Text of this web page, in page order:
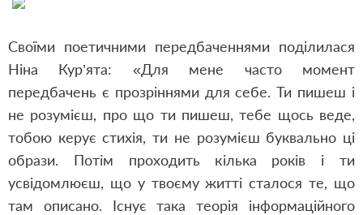
Своїми поетичними передбаченнями поділилася
Ніна Кур’ята: «Для мене часто момент
передбачень є прозріннями для себе. Ти пишеш і
не розумієш, про що ти пишеш, тебе щось веде,
тобою керує стихія, ти не розумієш буквально ці
образи. Потім проходить кілька років і ти
усвідомлюєш, що у твоєму житті сталося те, що
там описано. Існує така теорія інформаційного